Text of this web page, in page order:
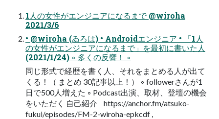
1人の女性がエンジニアになるまで @wiroha
2021/3/6
• @wiroha (ゐろは) • Androidエンジニア • 「1人
の女性がエンジニアになるまで」を最初に書いた人
(2021/1/24) ◦ 多くの反響！ ◦
同じ形式で経歴を書く人、それをまとめる人が出て
くる！（ まとめ 30記事以上！） ◦ followerさんが1
日で500人増えた ◦ Podcast出演、取材、登壇の機会
をいただく 自己紹介 https://anchor.fm/atsuko-
fukui/episodes/FM-2-wiroha-epkcdf ,